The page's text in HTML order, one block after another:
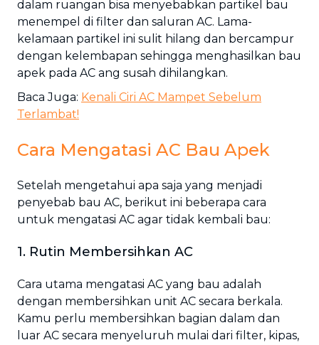
dalam ruangan bisa menyebabkan partikel bau
menempel di filter dan saluran AC. Lama-
kelamaan partikel ini sulit hilang dan bercampur
dengan kelembapan sehingga menghasilkan bau
apek pada AC ang susah dihilangkan.
Baca Juga: Kenali Ciri AC Mampet Sebelum
Terlambat!
Cara Mengatasi AC Bau Apek
Setelah mengetahui apa saja yang menjadi
penyebab bau AC, berikut ini beberapa cara
untuk mengatasi AC agar tidak kembali bau:
1. Rutin Membersihkan AC
Cara utama mengatasi AC yang bau adalah
dengan membersihkan unit AC secara berkala.
Kamu perlu membersihkan bagian dalam dan
luar AC secara menyeluruh mulai dari filter, kipas,